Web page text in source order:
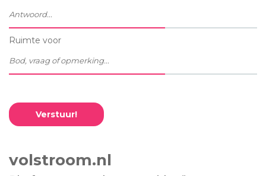
Ruimte voor
Verstuur!
volstroom.nl